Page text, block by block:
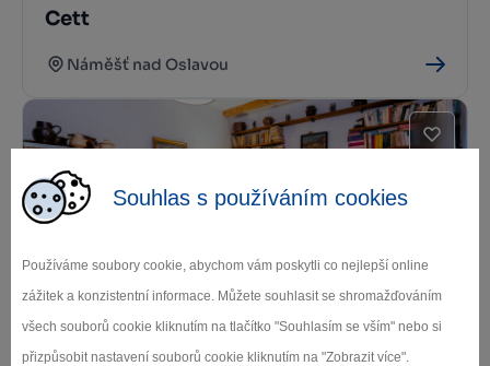
Souhlas s používáním cookies
Používáme soubory cookie, abychom vám poskytli co nejlepší online
zážitek a konzistentní informace. Můžete souhlasit se shromažďováním
všech souborů cookie kliknutím na tlačítko "Souhlasím se vším" nebo si
přizpůsobit nastavení souborů cookie kliknutím na "Zobrazit více".
Cett
Náměšť nad Oslavou
Fryšava pod Žákovou horou